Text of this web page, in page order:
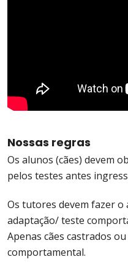
Nossas regras
Os alunos (cães) devem
pelos testes antes
Os tutores devem fazer
adaptação/ teste
Apenas cães castrados
comportamental.